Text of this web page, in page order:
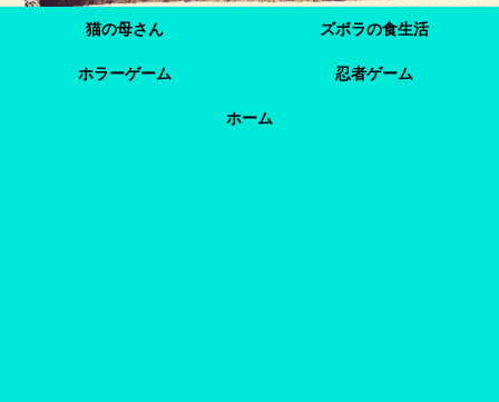
猫の母さん ズボラの食生活
ホラーゲーム 忍者ゲーム
ホーム